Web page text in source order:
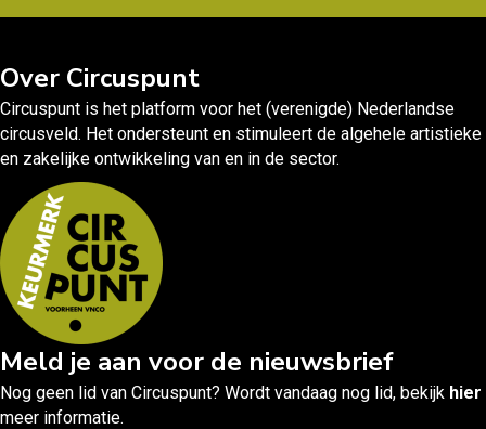
Over Circuspunt
Circuspunt is het platform voor het (verenigde) Nederlandse
circusveld. Het ondersteunt en stimuleert de algehele artistieke
en zakelijke ontwikkeling van en in de sector.
Meld je aan voor de nieuwsbrief
Nog geen lid van Circuspunt? Wordt vandaag nog lid, bekijk hier
meer informatie.